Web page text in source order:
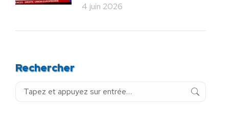
4 juin 2026
Rechercher
Recherche